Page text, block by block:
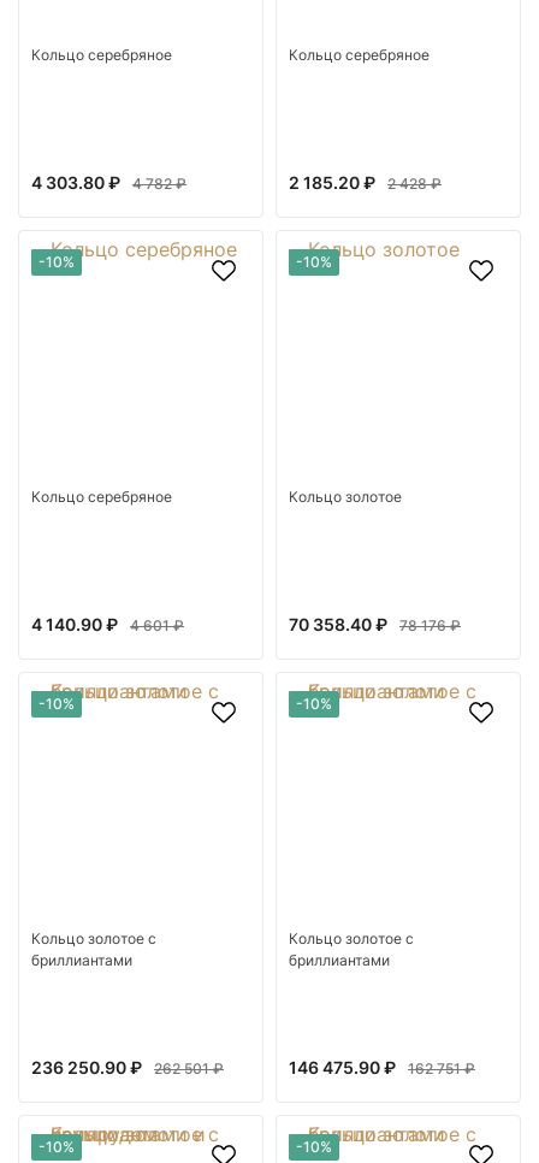
Кольцо серебряное
4 303.80 ₽ 4 782 ₽
Кольцо серебряное
2 185.20 ₽ 2 428 ₽
-10%
Кольцо серебряное
4 140.90 ₽ 4 601 ₽
-10%
Кольцо золотое
70 358.40 ₽ 78 176 ₽
-10%
Кольцо золотое с
бриллиантами
236 250.90 ₽ 262 501 ₽
-10%
Кольцо золотое с
бриллиантами
146 475.90 ₽ 162 751 ₽
-10% -10%